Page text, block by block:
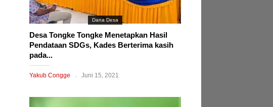
Dana Desa
Desa Tongke Tongke Menetapkan Hasil
Pendataan SDGs, Kades Berterima kasih
pada...
Yakub Congge Juni 15, 2021